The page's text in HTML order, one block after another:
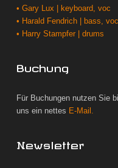
• Gary Lux | keyboard, voc
• Harald Fendrich | bass, voc
• Harry Stampfer | drums
Buchung
Für Buchungen nutzen Sie
uns ein nettes E-Mail.
Newsletter